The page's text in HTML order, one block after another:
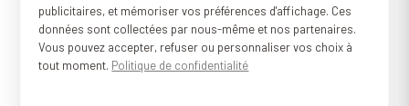
donccompatible avec tous les feux y
compris l’induction. Grâce à son fond
épais les montées en température seront
publicitaires, et mémoriser vos préférences d'affichage. Ces
données sont collectées par nous-même et nos partenaires.
Vous pouvez accepter, refuser ou personnaliser vos choix à
tout moment. Politique de confidentialité